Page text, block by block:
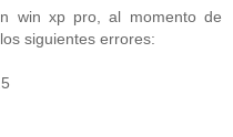
win xp pro, al momento de
siguientes errores: